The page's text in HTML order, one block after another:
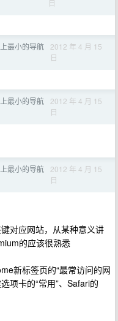
日
最小的导航
2012 年 4 月 15
日
最小的导航
2012 年 4 月 15
日
最小的导航
2012 年 4 月 15
日
对应网站，从某种意义讲
的应该很熟悉
新标签页的“最常访问的网
项卡的“常用”、Safari的